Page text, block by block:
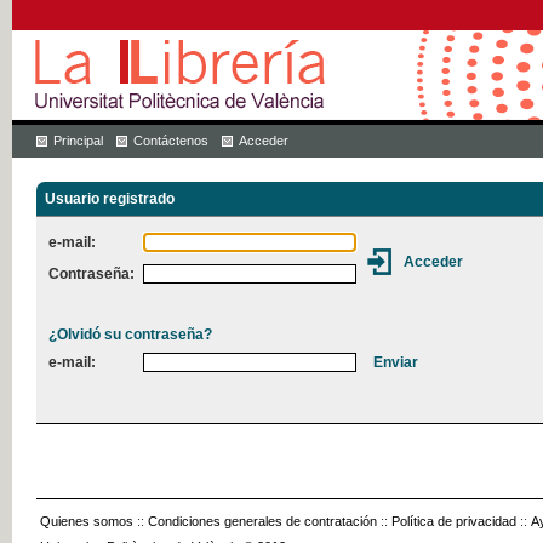
Principal Contáctenos Acceder
Usuario registrado
e-mail:
Contraseña:
¿Olvidó su contraseña?
e-mail:
Quienes somos :: Condiciones generales de contratación :: Política de privacidad ::